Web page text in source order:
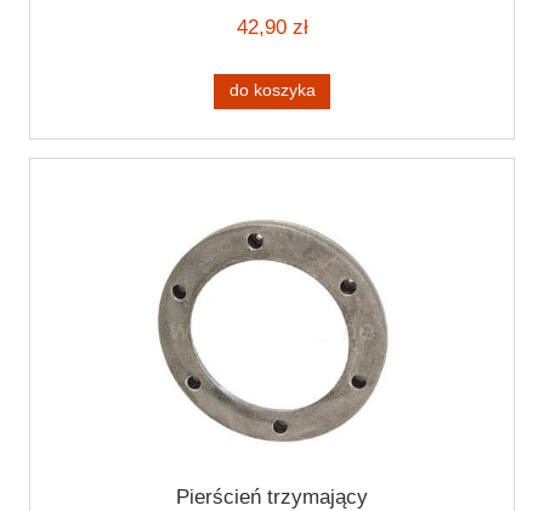
42,90 zł
do koszyka
Pierścień trzymający